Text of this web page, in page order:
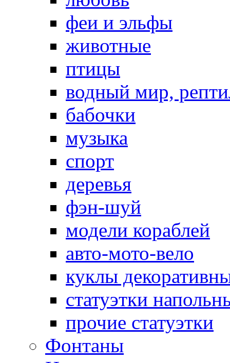
феи и эльфы
животные
птицы
водный мир,
бабочки
музыка
спорт
деревья
фэн-шуй
модели кораблей
авто-мото-вело
куклы
cтатуэтки
прочие статуэтки
Фонтаны